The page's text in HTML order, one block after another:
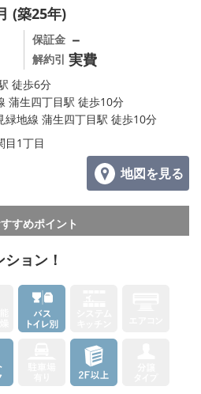
(築25年)
保証金 －
解約引 実費
徒歩6分
蒲生四丁目駅 徒歩10分
緑地線 蒲生四丁目駅 徒歩10分
目1丁目
地図を見る
すめポイント
ョン！